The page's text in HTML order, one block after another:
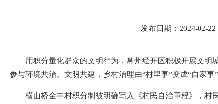
发布日期：2024-02-
用积分量化群众的文明行为，常州经开区积极开展文
参与环境共治、文明共建，乡村治理由“村里事”变成“自家
横山桥金丰村积分制被明确写入《村民自治章程》，村